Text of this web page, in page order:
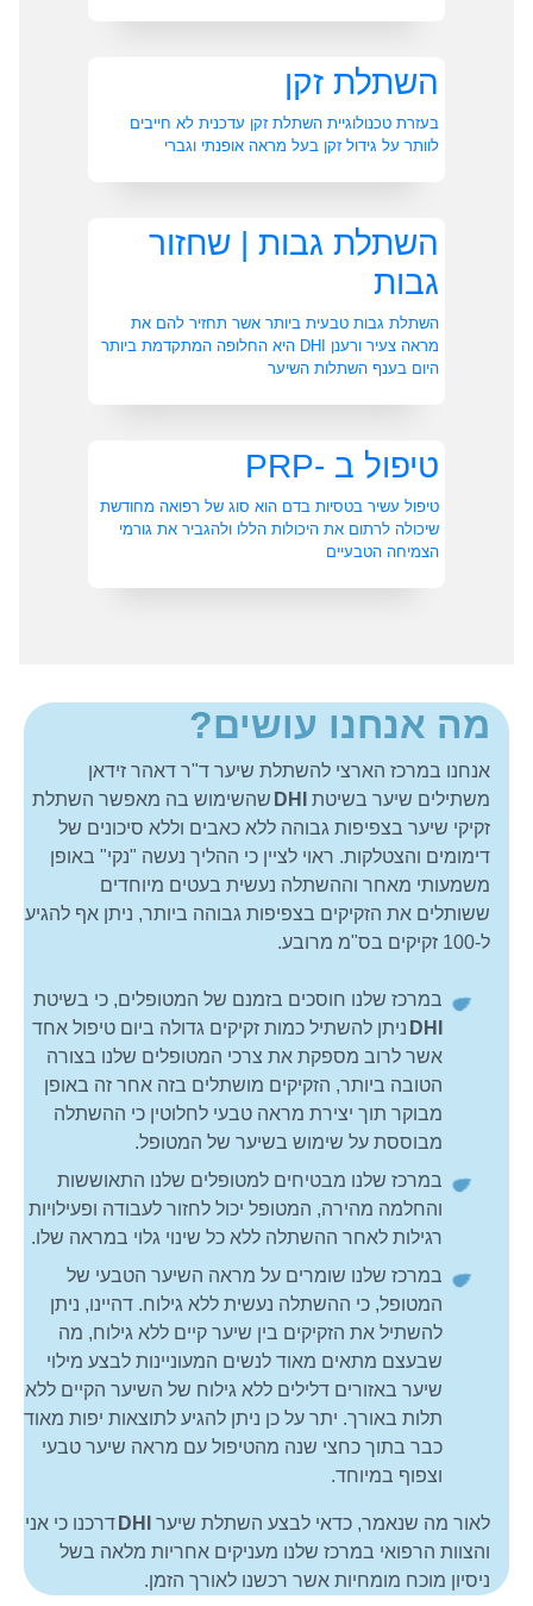
השתלת זקן
בעזרת טכנולוגיית השתלת זקן עדכנית לא חייבים
לוותר על גידול זקן בעל מראה אופנתי וגברי
השתלת גבות | שחזור
גבות
השתלת גבות טבעית ביותר אשר תחזיר להם את
מראה צעיר ורענן DHI היא החלופה המתקדמת ביותר
היום בענף השתלות השיער
טיפול ב -PRP
טיפול עשיר בטסיות בדם הוא סוג של רפואה מחודשת
שיכולה לרתום את היכולות הללו ולהגביר את גורמי
הצמיחה הטבעיים
מה אנחנו עושים?
אנחנו במרכז הארצי להשתלת שיער ד"ר דאהר זידאן
משתילים שיער בשיטת
DHI שהשימוש בה מאפשר השתלת
זקיקי שיער בצפיפות גבוהה ללא כאבים וללא סיכונים של
דימומים והצטלקות. ראוי לציין כי ההליך נעשה "נקי" באופן
משמעותי מאחר וההשתלה נעשית בעטים מיוחדים
ששותלים את הזקיקים בצפיפות גבוהה ביותר, ניתן אף להגיע
ל-100 זקיקים בס"מ מרובע.
במרכז שלנו חוסכים בזמנם של המטופלים, כי בשיטת
DHI ניתן להשתיל כמות זקיקים גדולה ביום טיפול אחד
אשר לרוב מספקת את צרכי המטופלים שלנו בצורה
הטובה ביותר, הזקיקים מושתלים בזה אחר זה באופן
מבוקר תוך יצירת מראה טבעי לחלוטין כי ההשתלה
מבוססת על שימוש בשיער של המטופל.
במרכז שלנו מבטיחים למטופלים שלנו התאוששות
והחלמה מהירה, המטופל יכול לחזור לעבודה ופעילויות
רגילות לאחר ההשתלה ללא כל שינוי גלוי במראה שלו.
במרכז שלנו שומרים על מראה השיער הטבעי של
המטופל, כי ההשתלה נעשית ללא גילוח. דהיינו, ניתן
להשתיל את הזקיקים בין שיער קיים ללא גילוח, מה
שבעצם מתאים מאוד לנשים המעוניינות לבצע מילוי
שיער באזורים דלילים ללא גילוח של השיער הקיים ללא
תלות באורך. יתר על כן ניתן להגיע לתוצאות יפות מאוד
כבר בתוך כחצי שנה מהטיפול עם מראה שיער טבעי
וצפוף במיוחד.
לאור מה שנאמר, כדאי לבצע השתלת שיער DHI דרכנו כי אני
והצוות הרפואי במרכז שלנו מעניקים אחריות מלאה בשל
ניסיון מוכח מומחיות אשר רכשנו לאורך הזמן.